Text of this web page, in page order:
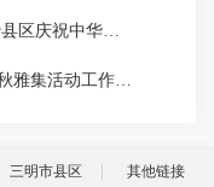
“筑梦新时代 共谱新华章”2024年沙县区庆祝中华人民共和国成立75周年暨中国人民政治协商会议成立75周年文艺晚会安排
三明市县区 其他链接